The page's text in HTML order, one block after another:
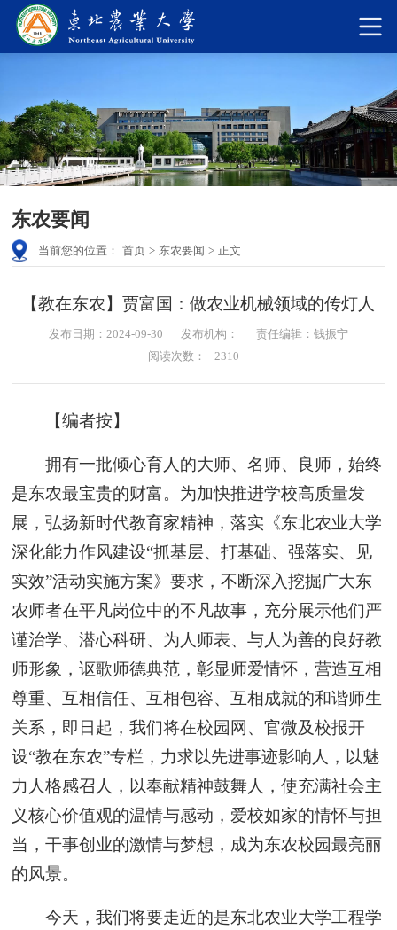
东农要闻
当前您的位置： 首页 > 东农要闻 > 正文
【教在东农】贾富国：做农业机械领域的传灯人
发布日期：2024-09-30 发布机构：
责任编辑：钱振宁
阅读次数：
2310
【编者按】
拥有一批倾心育人的大师、名师、良师，始终
是东农最宝贵的财富。为加快推进学校高质量发
展，弘扬新时代教育家精神，落实《东北农业大学
深化能力作风建设“抓基层、打基础、强落实、见
实效”活动实施方案》要求，不断深入挖掘广大东
农师者在平凡岗位中的不凡故事，充分展示他们严
谨治学、潜心科研、为人师表、与人为善的良好教
师形象，讴歌师德典范，彰显师爱情怀，营造互相
尊重、互相信任、互相包容、互相成就的和谐师生
关系，即日起，我们将在校园网、官微及校报开
设“教在东农”专栏，力求以先进事迹影响人，以魅
力人格感召人，以奉献精神鼓舞人，使充满社会主
义核心价值观的温情与感动，爱校如家的情怀与担
当，干事创业的激情与梦想，成为东农校园最亮丽
的风景。
今天，我们将要走近的是东北农业大学工程学